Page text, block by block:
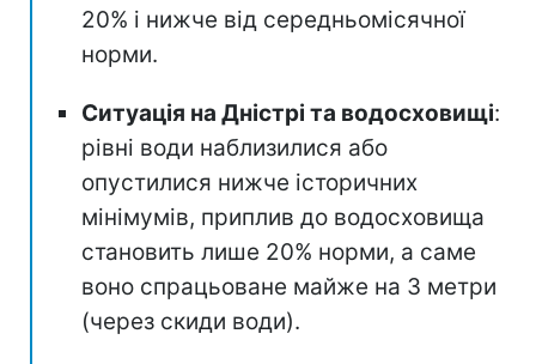
20% і нижче від середньомісячної
норми.
Ситуація на Дністрі та водосховищі:
рівні води наблизилися або
опустилися нижче історичних
мінімумів, приплив до водосховища
становить лише 20% норми, а саме
воно спрацьоване майже на 3 метри
(через скиди води).